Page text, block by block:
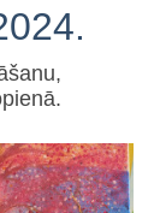
izstāde
Šaičānes